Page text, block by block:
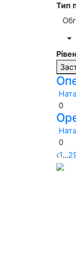
Тип
0
0
1...